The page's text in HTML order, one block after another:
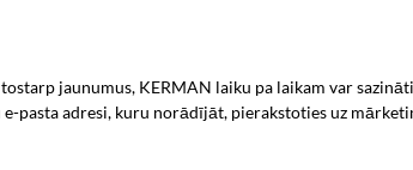
jaunumus, KERMAN laiku pa laikam var
pasta adresi, kuru norādījāt, pierakstoties uz